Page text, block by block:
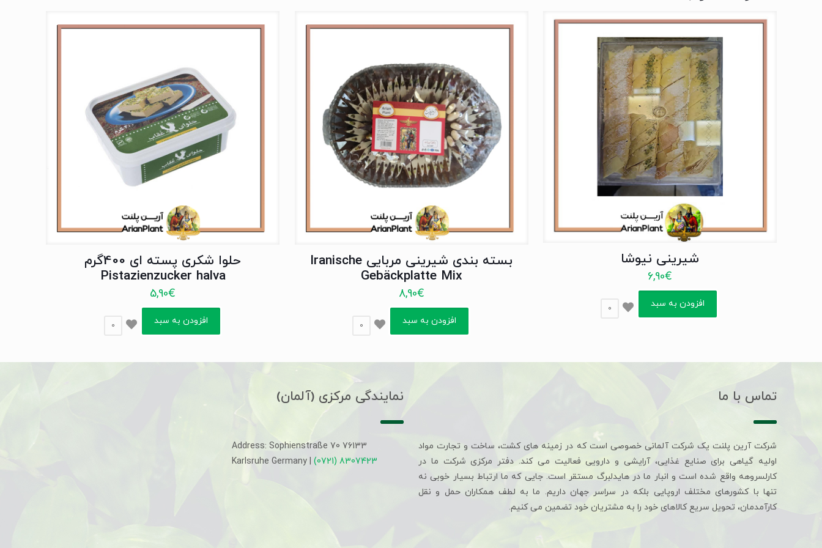
شیرینی نیوشا
6,90€
افزودن به سبد 0
بسته بندی شیرینی مربایی Iranische
Gebäckplatte Mix
8,90€
افزودن به سبد 0
حلوا شکری پسته ای 400گرم
Pistazienzucker halva
5,90€
افزودن به سبد 0
تماس با ما
شرکت آرین پلنت یک شرکت آلمانی خصوصی است که در زمینه های کشت، ساخت و تجارت مواد
اولیه گیاهی برای صنایع غذایی، آرایشی و دارویی فعالیت می کند. دفتر مرکزی شرکت ما در
کارلسروهه واقع شده است و انبار ما در هایدلبرگ مستقر است. جایی که ما ارتباط بسیار خوبی نه
تنها با کشورهای مختلف اروپایی بلکه در سراسر جهان داریم. ما به لطف همکاران حمل و نقل
کارآمدمان، تحویل سریع کالاهای خود را به مشتریان خود تضمین می کنیم.
نمایندگی مرکزی (آلمان)
Address: Sophienstraße 70 76133
Karlsruhe Germany | (0721) 8307423